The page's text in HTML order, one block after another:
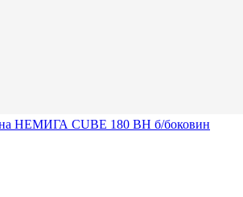
НЕМИГА CUBE 180 ВН б/боковин